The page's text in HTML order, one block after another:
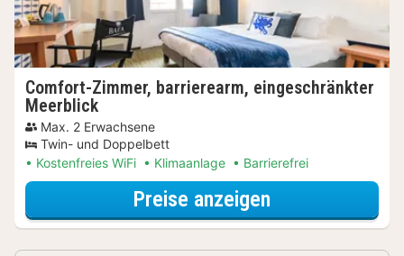
Comfort-Zimmer, barrierearm, eingeschränkter
Meerblick
Max. 2 Erwachsene
Twin- und Doppelbett
Kostenfreies WiFi
Klimaanlage Barrierefrei
Preise anzeigen